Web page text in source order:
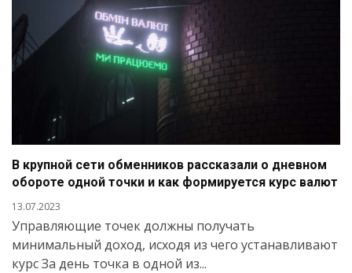
В крупной сети обменников рассказали о дневном
обороте одной точки и как формируется курс валют
13.07.2023
Управляющие точек должны получать
минимальный доход, исходя из чего устанавливают
курс За день точка в одной из...